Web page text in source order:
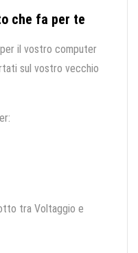
che fa per te
il vostro computer
sul vostro vecchio
tra Voltaggio e